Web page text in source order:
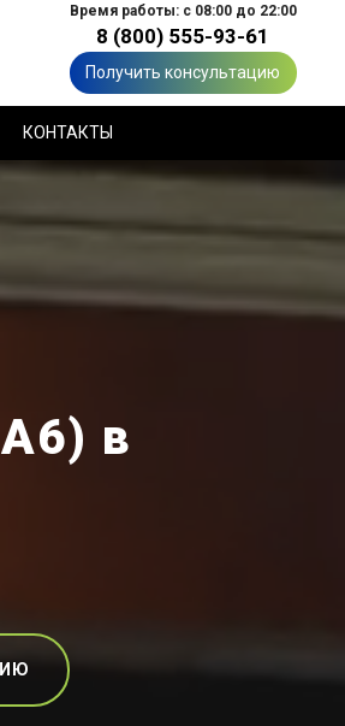
Время работы: с 08:00 до 22:00
8 (800) 555-93-61
Получить консультацию
КОНТАКТЫ
в